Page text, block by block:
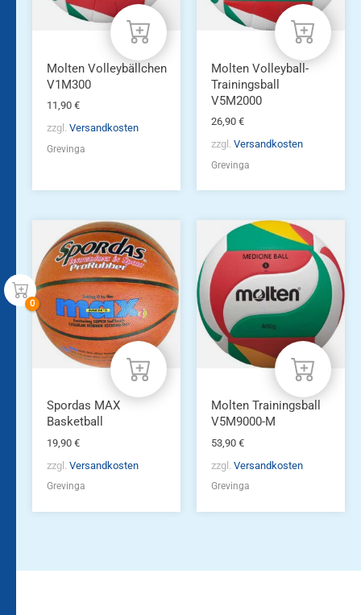
Molten Volleybällchen
V1M300
11,90 €
zzgl. Versandkosten
Grevinga
Molten Volleyball-
Trainingsball
V5M2000
26,90 €
zzgl. Versandkosten
Grevinga
Spordas MAX
Basketball
19,90 €
zzgl. Versandkosten
Grevinga
Molten Trainingsball
V5M9000-M
53,90 €
zzgl. Versandkosten
Grevinga